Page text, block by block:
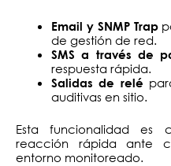
Email y SNMP Trap
de gestión de red.
SMS a través de
respuesta rápida.
Salidas de relé
auditivas en sitio.
Esta funcionalidad es
reacción rápida ante
entorno monitoreado.